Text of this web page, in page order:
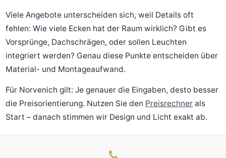
Viele Angebote unterscheiden sich, weil Details oft
fehlen: Wie viele Ecken hat der Raum wirklich? Gibt es
Vorsprünge, Dachschrägen, oder sollen Leuchten
integriert werden? Genau diese Punkte entscheiden über
Material- und Montageaufwand.
Für Norvenich gilt: Je genauer die Eingaben, desto besser
die Preisorientierung. Nutzen Sie den Preisrechner als
Start – danach stimmen wir Design und Licht exakt ab.